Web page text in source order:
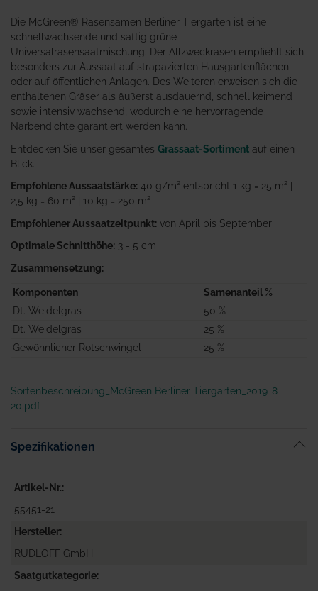
Die McGreen® Rasensamen Berliner Tiergarten ist eine
schnellwachsende und saftig grüne
Universalrasensaatmischung. Der Allzweckrasen empfiehlt sich
besonders zur Aussaat auf strapazierten Hausgartenflächen
oder auf öffentlichen Anlagen. Des Weiteren erweisen sich die
enthaltenen Gräser als äußerst ausdauernd, schnell keimend
sowie intensiv wachsend, wodurch eine hervorragende
Narbendichte garantiert werden kann.
Entdecken Sie unser gesamtes Grassaat-Sortiment auf einen
Blick.
Empfohlene Aussaatstärke: 40 g/m² entspricht 1 kg = 25 m² |
2,5 kg = 60 m² | 10 kg = 250 m²
Empfohlener Aussaatzeitpunkt: von April bis September
Optimale Schnitthöhe: 3 - 5 cm
Zusammensetzung:
Komponenten
Samenanteil %
Dt. Weidelgras
50 %
Dt. Weidelgras
25 %
Gewöhnlicher Rotschwingel
25 %
Sortenbeschreibung_McGreen Berliner Tiergarten_2019-8-
20.pdf
Spezifikationen
Artikel-Nr.
55451-21
Hersteller
RUDLOFF GmbH
Saatgutkategorie